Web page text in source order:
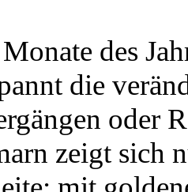
des
die
oder
zeigt sich